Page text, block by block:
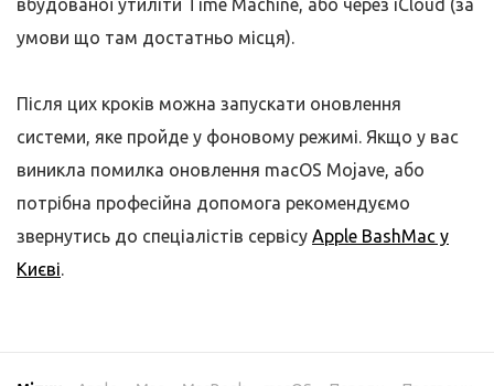
вбудованої утиліти Time Machine, або через iCloud (за
умови що там достатньо місця).
Після цих кроків можна запускати оновлення
системи, яке пройде у фоновому режимі. Якщо у вас
виникла помилка оновлення macOS Mojave, або
потрібна професійна допомога рекомендуємо
звернутись до спеціалістів сервісу Apple BashMac у
Києві.